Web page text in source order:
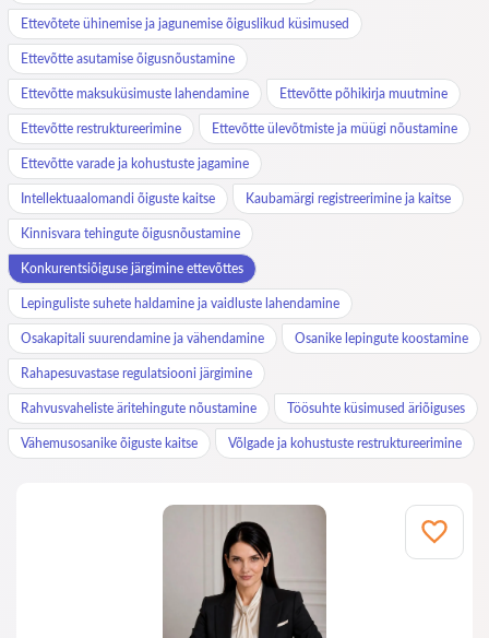
Ettevõtete ühinemise ja jagunemise õiguslikud küsimused
Ettevõtte asutamise õigusnõustamine
Ettevõtte maksuküsimuste lahendamine Ettevõtte põhikirja muutmine
Ettevõtte restruktureerimine Ettevõtte ülevõtmiste ja müügi nõustamine
Ettevõtte varade ja kohustuste jagamine
Intellektuaalomandi õiguste kaitse Kaubamärgi registreerimine ja kaitse
Kinnisvara tehingute õigusnõustamine
Konkurentsiõiguse järgimine ettevõttes
Lepinguliste suhete haldamine ja vaidluste lahendamine
Osakapitali suurendamine ja vähendamine Osanike lepingute koostamine
Rahapesuvastase regulatsiooni järgimine
Rahvusvaheliste äritehingute nõustamine Töösuhte küsimused äriõiguses
Vähemusosanike õiguste kaitse Võlgade ja kohustuste restruktureerimine